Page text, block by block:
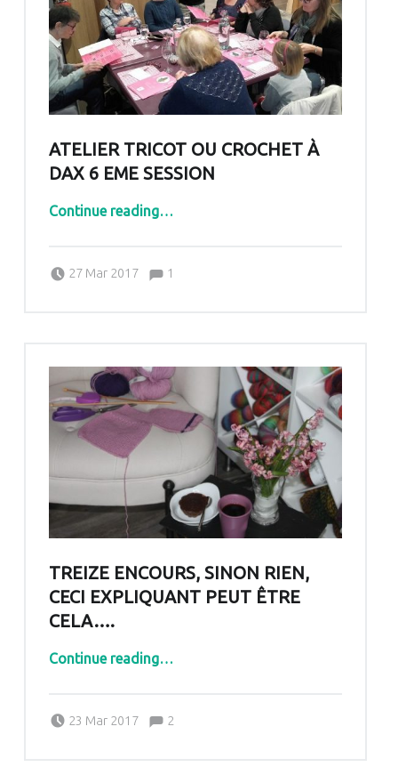
ATELIER TRICOT OU CROCHET À
DAX 6 EME SESSION
Continue reading“ATELIER TRICOT OU CROCHET À DAX 6 EME SESSION”
…
27 Mar 2017
Pascale G&-BdC-WKF
Comments:1
TREIZE ENCOURS, SINON RIEN,
CECI EXPLIQUANT PEUT ÊTRE
CELA….
Continue reading“Treize encours, sinon rien, ceci expliquant peut être cela….”
…
23 Mar 2017
Pascale G&-BdC-WKF
Comments:2